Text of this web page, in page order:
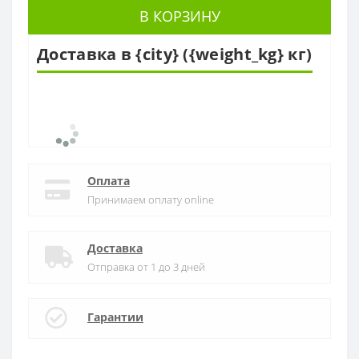
В КОРЗИНУ
Доставка в {city} ({weight_kg} кг)
Оплата
Принимаем оплату online
Доставка
Отправка от 1 до 3 дней
Гарантии